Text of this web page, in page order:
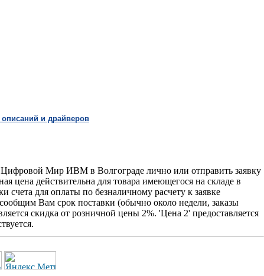
и драйверов
Цифровой Мир ИВМ в Волгограде лично или отправить заявку
цена действительна для товара имеющегося на складе в
для оплаты по безналичному расчету к заявке
Вам срок поставки (обычно около недели, заказы
скидка от розничной цены 2%. 'Цена 2' предоставляется